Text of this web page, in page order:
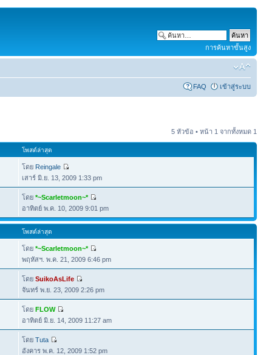
การค้นหาขั้นสูง
FAQ เข้าสู่ระบบ
5 หัวข้อ • หน้า 1 จากทั้งหมด 1
โพสต์ล่าสุด
โดย Reingale
เสาร์ มิ.ย. 13, 2009 1:33 pm
โดย*~Scarletmoon~*
อาทิตย์ พ.ค. 10, 2009 9:01 pm
โพสต์ล่าสุด
โดย*~Scarletmoon~*
พฤหัสฯ. พ.ค. 21, 2009 6:46 pm
โดยSuikoAsLife
จันทร์ พ.ย. 23, 2009 2:26 pm
โดยFLOW
อาทิตย์ มิ.ย. 14, 2009 11:27 am
โดยTuta
อังคาร พ.ค. 12, 2009 1:52 pm